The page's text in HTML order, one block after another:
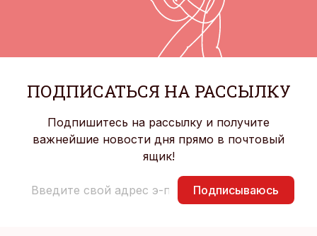
ПОДПИСАТЬСЯ НА РАССЫЛКУ
Подпишитесь на рассылку и получите
важнейшие новости дня прямо в почтовый
ящик!
Подписываюсь